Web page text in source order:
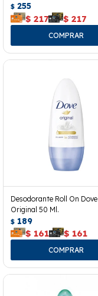
$ 255
$ 217 $ 217
Desodorante Roll On Dove
Original 50 Ml.
$ 189
$ 161 $ 161